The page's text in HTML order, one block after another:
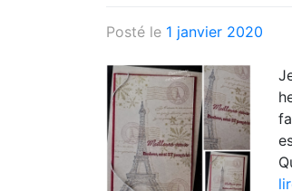
Posté le 1 janvier 2020